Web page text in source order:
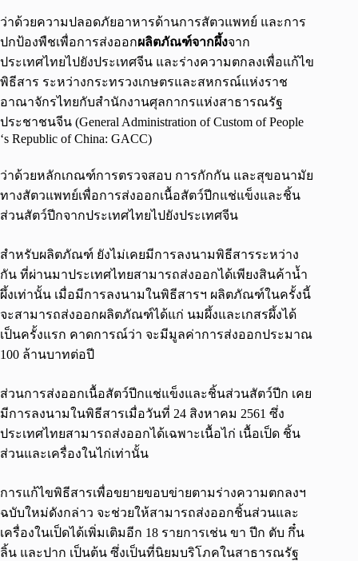
ว่าด้วยความปลอดภัยอาหารด้านการสัตวแพทย์ และการ
ปกป้องพืชเพื่อการส่งออกผลิตภัณฑ์จากผึ้งจาก
ประเทศไทยไปยังประเทศจีน และร่างความตกลงเพื่อแก้ไข
พิธีสาร ระหว่างกระทรวงเกษตรและสหกรณ์แห่งราช
อาณาจักรไทยกับสำนักงานศุลกากรแห่งสาธารณรัฐ
ประชาชนจีน (General Administration of Custom of People
‘s Republic of China: GACC)
ว่าด้วยหลักเกณฑ์การตรวจสอบ การกักกัน และสุขอนามัย
ทางสัตวแพทย์เพื่อการส่งออกเนื้อสัตว์ปีกแช่แข็งและชิ้น
ส่วนสัตว์ปีกจากประเทศไทยไปยังประเทศจีน
สำหรับผลิตภัณฑ์ ยังไม่เคยมีการลงนามพิธีสารระหว่าง
กัน ที่ผ่านมาประเทศไทยสามารถส่งออกได้เพียงสินค้าน้ำ
ผึ้งเท่านั้น เมื่อมีการลงนามในพิธีสารฯ ผลิตภัณฑ์ในครั้งนี้
จะสามารถส่งออกผลิตภัณฑ์ได้แก่ นมผึ้งและเกสรผึ้งได้
เป็นครั้งแรก คาดการณ์ว่า จะมีมูลค่าการส่งออกประมาณ
100 ล้านบาทต่อปี
ส่วนการส่งออกเนื้อสัตว์ปีกแช่แข็งและชิ้นส่วนสัตว์ปีก เคย
มีการลงนามในพิธีสารเมื่อวันที่ 24 สิงหาคม 2561 ซึ่ง
ประเทศไทยสามารถส่งออกได้เฉพาะเนื้อไก่ เนื้อเป็ด ชิ้น
ส่วนและเครื่องในไก่เท่านั้น
การแก้ไขพิธีสารเพื่อขยายขอบข่ายตามร่างความตกลงฯ
ฉบับใหม่ดังกล่าว จะช่วยให้สามารถส่งออกชิ้นส่วนและ
เครื่องในเป็ดได้เพิ่มเติมอีก 18 รายการเช่น ขา ปีก ตับ กึ๋น
ลิ้น และปาก เป็นต้น ซึ่งเป็นที่นิยมบริโภคในสาธารณรัฐ